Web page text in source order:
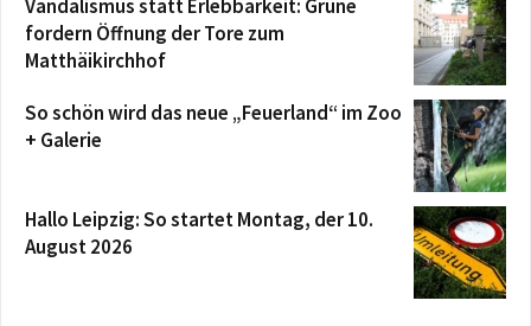
Vandalismus statt Erlebbarkeit: Grüne
fordern Öffnung der Tore zum
Matthäikirchhof
So schön wird das neue „Feuerland“ im Zoo
+ Galerie
Hallo Leipzig: So startet Montag, der 10.
August 2026